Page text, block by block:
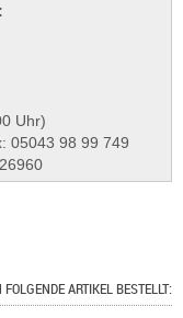
Uhr)
05043 98 99 749
ARTIKEL BESTELLT: